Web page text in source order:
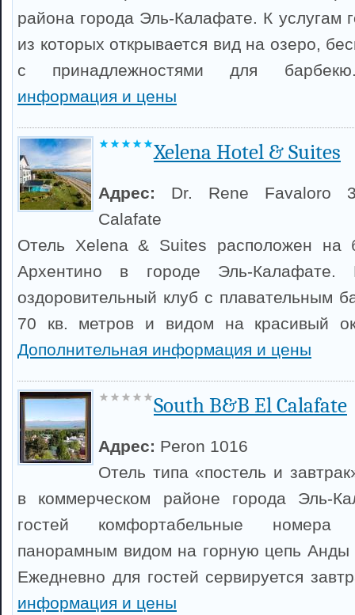
района города Эль-Калафате. К услугам
из которых открывается вид на озеро,
с принадлежностями для
информация и цены
Xelena Hotel & Suites
Адрес: Dr. Rene Favaloro
Calafate
Отель Xelena & Suites расположен на
Архентино в городе Эль-Калафате.
оздоровительный клуб с плавательным
70 кв. метров и видом на красивый
Дополнительная информация и цены
South B&B El Calafate
Адрес: Peron 1016
Отель типа «постель и
в коммерческом районе города Эль-
гостей комфортабельные номера
панорамным видом на горную цепь Анды
Ежедневно для гостей сервируется
информация и цены